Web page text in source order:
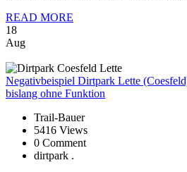
READ MORE
18
Aug
Negativbeispiel Dirtpark Lette
bislang ohne Funktion
Trail-Bauer
5416 Views
0 Comment
dirtpark .